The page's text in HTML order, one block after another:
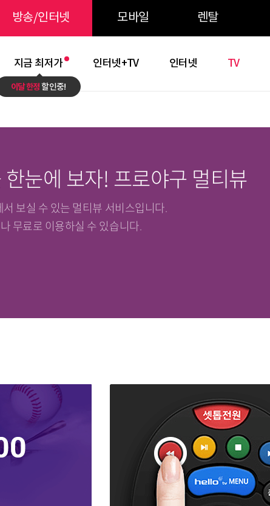
본문 바로가기
주메뉴 바로가기
약관 바로가기
방송/인터넷 모바일 렌탈
지금 최저가
이달 한정할인중!
인터넷+TV 인터넷 TV
눈에 보자! 프로야구 멀티뷰
보실 수 있는 멀티뷰 서비스입니다.
무료로 이용하실 수 있습니다.